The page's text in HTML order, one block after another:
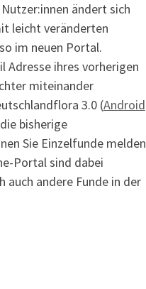
ändert sich
leicht veränderten
im neuen Portal.
Adresse ihres vorherigen
miteinander
3.0 (Android
bisherige
Sie Einzelfunde melden
Portal sind dabei
auch andere Funde in der